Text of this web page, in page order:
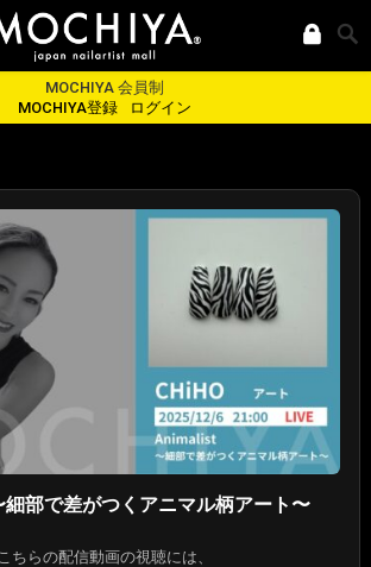
MOCHIYA 会員制
MOCHIYA登録
ログイン
部で差がつくアニマル柄アート〜
こちらの配信動画の視聴には、